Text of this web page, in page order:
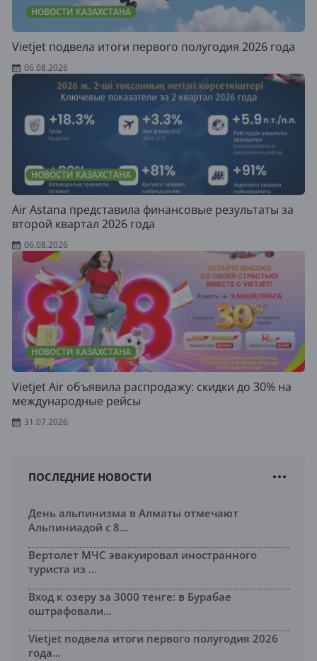
НОВОСТИ КАЗАХСТАНА
Vietjet подвела итоги первого полугодия 2026 года
06.08.2026
НОВОСТИ КАЗАХСТАНА
Air Astana представила финансовые результаты за
второй квартал 2026 года
06.08.2026
НОВОСТИ КАЗАХСТАНА
Vietjet Air объявила распродажу: скидки до 30% на
международные рейсы
31.07.2026
ПОСЛЕДНИЕ НОВОСТИ
День альпинизма в Алматы отмечают
Альпиниадой с 8...
Вертолет МЧС эвакуировал иностранного
туриста из ...
Вход к озеру за 3000 тенге: в Бурабае
оштрафовали...
Vietjet подвела итоги первого полугодия 2026
года...